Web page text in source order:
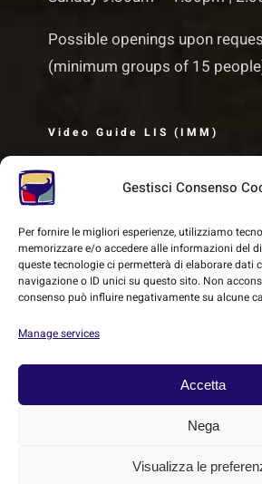
Gestisci Consenso
Per fornire le migliori esperienze, utilizziamo
memorizzare e/o accedere alle informazioni del
queste tecnologie ci permetterà di elaborare dati
navigazione o ID unici su questo sito. Non
consenso può influire negativamente su alcune
Manage services
Accetta
Nega
Visualizza le
Possible openings upon
(minimum groups of 15
Video Guide LIS (IMM)
Carmignanese | All Rights Reserved |